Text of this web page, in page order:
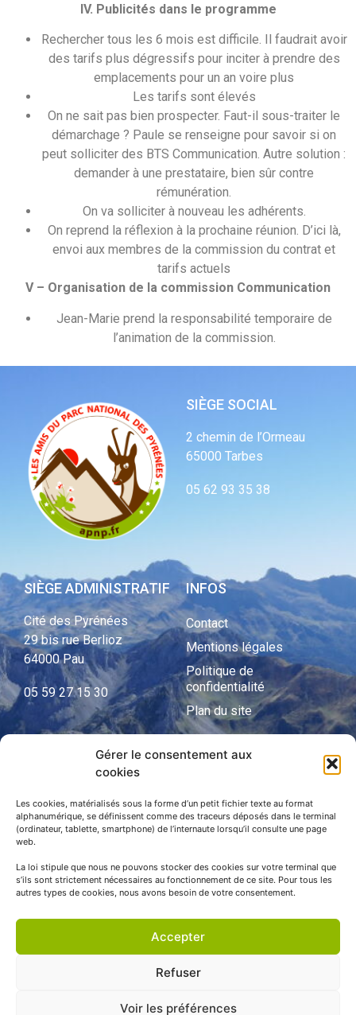
Gérer le consentement aux
cookies
Les cookies, matérialisés sous la forme d’un petit fichier texte au format
alphanumérique, se définissent comme des traceurs déposés dans le terminal
(ordinateur, tablette, smartphone) de l’internaute lorsqu’il consulte une page
web.
La loi stipule que nous ne pouvons stocker des cookies sur votre terminal que
s’ils sont strictement nécessaires au fonctionnement de ce site. Pour tous les
autres types de cookies, nous avons besoin de votre consentement.
Accepter
Refuser
Voir les préférences
IV. Publicités dans le programme
Rechercher tous les 6 mois est difficile. Il faudrait avoir
des tarifs plus dégressifs pour inciter à prendre des
emplacements pour un an voire plus
Les tarifs sont élevés
On ne sait pas bien prospecter. Faut-il sous-traiter le
démarchage ? Paule se renseigne pour savoir si on
peut solliciter des BTS Communication. Autre solution :
demander à une prestataire, bien sûr contre
rémunération.
On va solliciter à nouveau les adhérents.
On reprend la réflexion à la prochaine réunion. D’ici là,
envoi aux membres de la commission du contrat et
tarifs actuels
V – Organisation de la commission Communication
Jean-Marie prend la responsabilité temporaire de
l’animation de la commission.
SIÈGE SOCIAL
2 chemin de l’Ormeau
65000 Tarbes
05 62 93 35 38
SIÈGE ADMINISTRATIF
Cité des Pyrénées
29 bis rue Berlioz
64000 Pau
05 59 27 15 30
INFOS
Contact
Mentions légales
Politique de
confidentialité
Plan du site
APNP
Parc national des Pyrénées
© APNP Copyright Tous droits réservés © 1970 - 2023 | Une